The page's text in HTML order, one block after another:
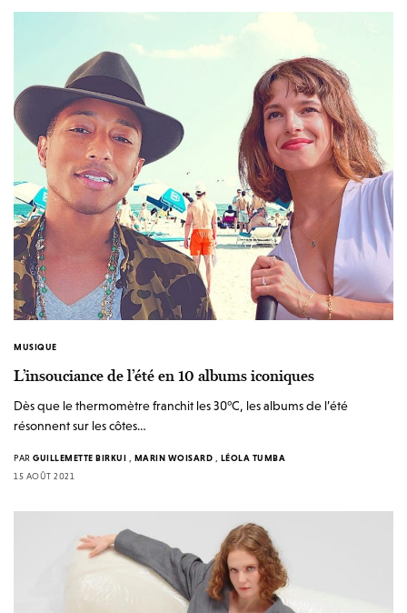
MUSIQUE
L’insouciance de l’été en 10 albums iconiques
Dès que le thermomètre franchit les 30°C, les albums de l’été
résonnent sur les côtes…
PAR GUILLEMETTE BIRKUI MARIN WOISARD
LÉOLA TUMBA
15 AOÛT 2021